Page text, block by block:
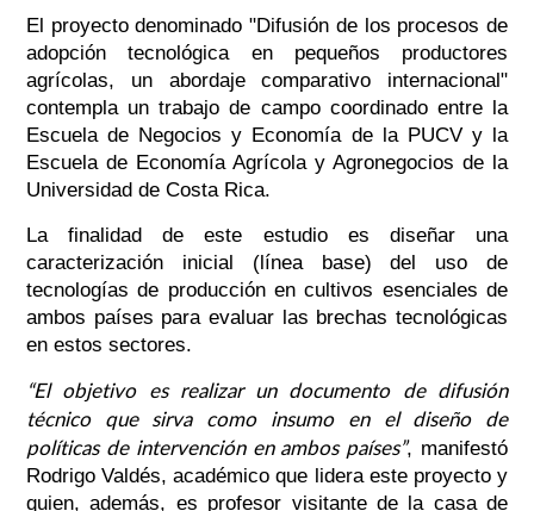
El proyecto denominado "Difusión de los procesos de
adopción tecnológica en pequeños productores
agrícolas, un abordaje comparativo internacional"
contempla un trabajo de campo coordinado entre la
Escuela de Negocios y Economía de la PUCV y la
Escuela de Economía Agrícola y Agronegocios de la
Universidad de Costa Rica.
La finalidad de este estudio es diseñar una
caracterización inicial (línea base) del uso de
tecnologías de producción en cultivos esenciales de
ambos países para evaluar las brechas tecnológicas
en estos sectores.
“El objetivo es realizar un documento de difusión
técnico que sirva como insumo en el diseño de
políticas de intervención en ambos países”, manifestó
Rodrigo Valdés, académico que lidera este proyecto y
quien, además, es profesor visitante de la casa de